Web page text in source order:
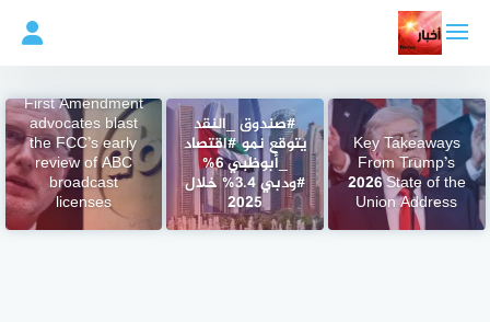
المحتوى
Key Takeaways
From Trump’s
2026 State of the
Union Address
#صندوق _النقد
يتوقع نمو #اقتصاد
_أبوظبي 6%
#ودبي 3.4% خلال
2025
First Amendment
advocates blast
the FCC’s early
review of ABC
broadcast
licenses